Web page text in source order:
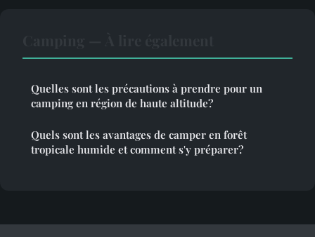
Quelles sont les précautions à prendre pour un
camping en région de haute altitude?
Quels sont les avantages de camper en forêt
tropicale humide et comment s'y préparer?